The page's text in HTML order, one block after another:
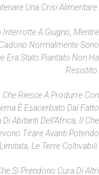
Una Crisi Alimentare.
A Giugno, Mentre
Normalmente Sono
Era Stato Piantato Non Ha
Resistito.
Che Riesce A Produrre Con
È Esacerbato Dal Fatto
Abitanti Dell’Africa, Il Che
Tirare Avanti Potendo
Le Terre Coltivabili.
Si Prendono Cura Di Altri